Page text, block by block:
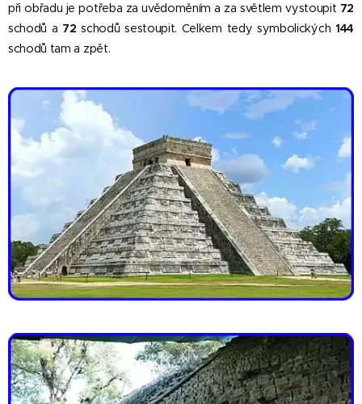
při obřadu je potřeba za uvědoměním a za světlem vystoupit 72
schodů a 72 schodů sestoupit. Celkem tedy symbolických 144
schodů tam a zpět.